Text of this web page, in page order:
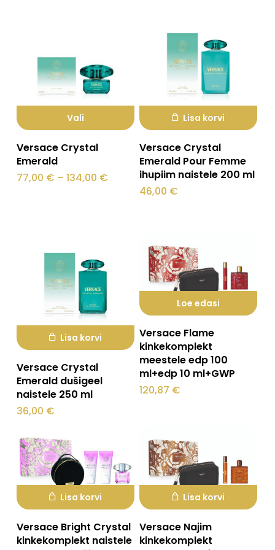
tootelehel.
tootelehel.
Vali
tootel
on
tootelehel.
Versace Crystal
Emerald
77,00 € – 134,00 €Hinnavahemik:
77,00 €
Lisa korvi
Versace Crystal
Emerald Pour Femme
ihupiim naistele 200 ml
46,00 €
Lisa korvi
Versace Crystal
Emerald dušigeel
naistele 250 ml
36,00 €
Loe edasi
Versace Flame
kinkekomplekt
meestele edp 100
ml+edp 10 ml+GWP
120,87 €
Lisa korvi
Versace Bright Crystal
kinkekomplekt naistele
Lisa korvi
Versace Najim
kinkekomplekt